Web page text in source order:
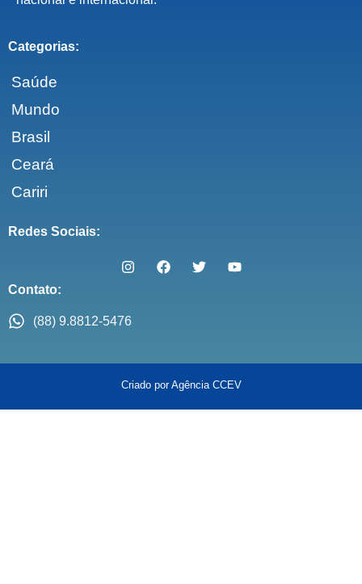
Categorias:
Saúde
Mundo
Brasil
Ceará
Cariri
Redes Sociais:
Contato:
(88) 9.8812-5476
Criado por Agência CCEV